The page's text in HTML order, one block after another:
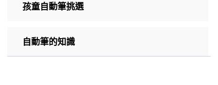
孩童自動筆挑選
自動筆的知識